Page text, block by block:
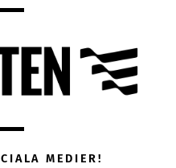
MEDIER!